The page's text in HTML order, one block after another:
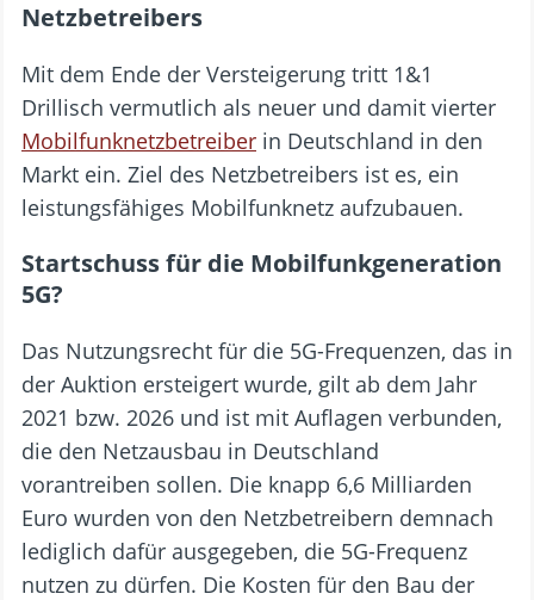
Netzbetreibers
Mit dem Ende der Versteigerung tritt 1&1
Drillisch vermutlich als neuer und damit vierter
Mobilfunknetzbetreiber in Deutschland in den
Markt ein. Ziel des Netzbetreibers ist es, ein
leistungsfähiges Mobilfunknetz aufzubauen.
Startschuss für die Mobilfunkgeneration
5G?
Das Nutzungsrecht für die 5G-Frequenzen, das in
der Auktion ersteigert wurde, gilt ab dem Jahr
2021 bzw. 2026 und ist mit Auflagen verbunden,
die den Netzausbau in Deutschland
vorantreiben sollen. Die knapp 6,6 Milliarden
Euro wurden von den Netzbetreibern demnach
lediglich dafür ausgegeben, die 5G-Frequenz
nutzen zu dürfen. Die Kosten für den Bau der